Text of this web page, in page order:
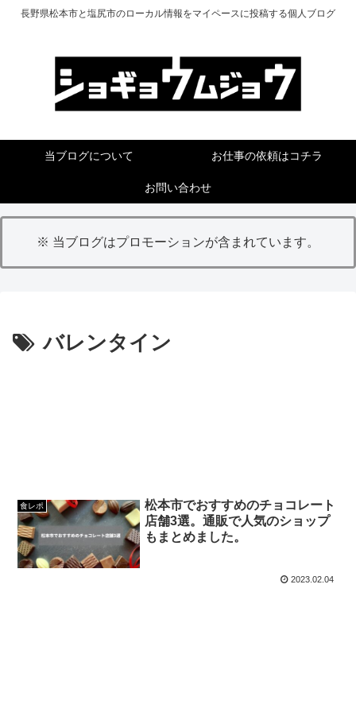
長野県松本市と塩尻市のローカル情報をマイペースに投稿する個人ブログ
当ブログについて お仕事の依頼はコチラ
お問い合わせ
※ 当ブログはプロモーションが含まれています。
バレンタイン
食レポ
松本市でおすすめのチョコレート
店舗3選。通販で人気のショップ
もまとめました。
2023.02.04